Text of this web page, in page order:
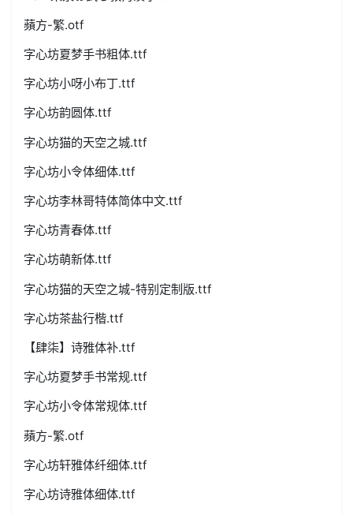
蘋方-繁.otf
字心坊夏梦手书粗体.ttf
字心坊小呀小布丁.ttf
字心坊韵圆体.ttf
字心坊猫的天空之城.ttf
字心坊小令体细体.ttf
字心坊李林哥特体简体中文.ttf
字心坊青春体.ttf
字心坊萌新体.ttf
字心坊猫的天空之城-特别定制版.ttf
字心坊茶盐行楷.ttf
【肆柒】诗雅体补.ttf
字心坊夏梦手书常规.ttf
字心坊小令体常规体.ttf
蘋方-繁.otf
字心坊轩雅体纤细体.ttf
字心坊诗雅体细体.ttf